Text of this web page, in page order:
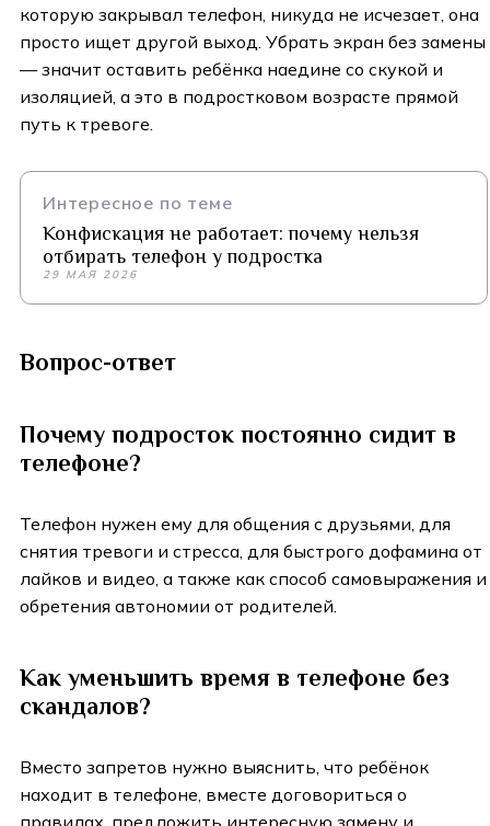
которую закрывал телефон, никуда не исчезает, она
просто ищет другой выход. Убрать экран без замены
— значит оставить ребёнка наедине со скукой и
изоляцией, а это в подростковом возрасте прямой
путь к тревоге.
Интересное по теме
Конфискация не работает: почему нельзя
отбирать телефон у подростка
29 МАЯ 2026
Вопрос-ответ
Почему подросток постоянно сидит в
телефоне?
Телефон нужен ему для общения с друзьями, для
снятия тревоги и стресса, для быстрого дофамина от
лайков и видео, а также как способ самовыражения и
обретения автономии от родителей.
Как уменьшить время в телефоне без
скандалов?
Вместо запретов нужно выяснить, что ребёнок
находит в телефоне, вместе договориться о